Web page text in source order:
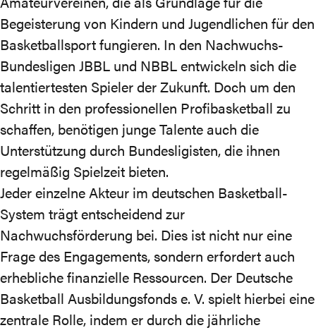
Begeisterung von Kindern und Jugendlichen für den
Basketballsport fungieren. In den Nachwuchs-
Bundesligen JBBL und NBBL entwickeln sich die
talentiertesten Spieler der Zukunft. Doch um den
Schritt in den professionellen Profibasketball zu
schaffen, benötigen junge Talente auch die
Unterstützung durch Bundesligisten, die ihnen
regelmäßig Spielzeit bieten.
Jeder einzelne Akteur im deutschen Basketball-
System trägt entscheidend zur
Nachwuchsförderung bei. Dies ist nicht nur eine
Frage des Engagements, sondern erfordert auch
erhebliche finanzielle Ressourcen. Der Deutsche
Basketball Ausbildungsfonds e. V. spielt hierbei eine
zentrale Rolle, indem er durch die jährliche